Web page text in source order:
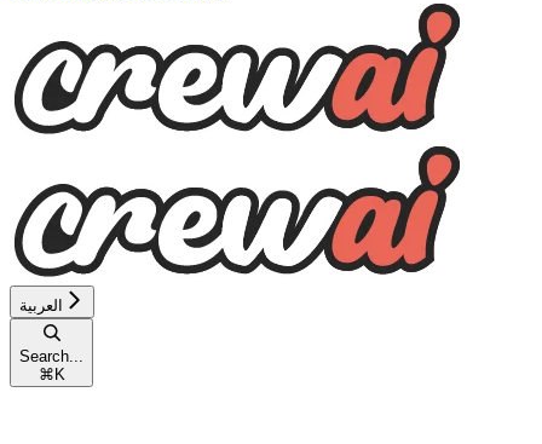
العربية
Search...
⌘ K